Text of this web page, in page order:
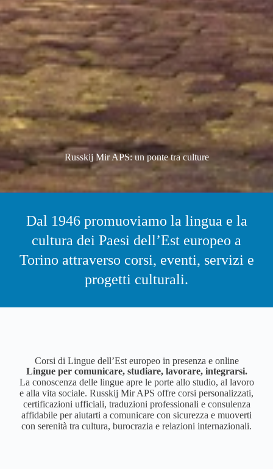
Russkij Mir APS: un ponte tra culture
Dal 1946 promuoviamo la lingua e la
cultura dei Paesi dell’Est europeo a
Torino attraverso corsi, eventi, servizi e
progetti culturali.
Corsi di Lingue dell’Est europeo in presenza e online
Lingue per comunicare, studiare, lavorare, integrarsi.
La conoscenza delle lingue apre le porte allo studio, al lavoro
e alla vita sociale. Russkij Mir APS offre corsi personalizzati,
certificazioni ufficiali, traduzioni professionali e consulenza
affidabile per aiutarti a comunicare con sicurezza e muoverti
con serenità tra cultura, burocrazia e relazioni internazionali.